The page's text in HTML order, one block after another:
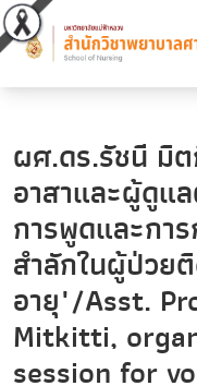
ผศ.ดร.รัชนี มิ
อาสาและผู้ดูแ
การพูดและกา
สำลักในผู้ป่วย
อายุ"/Asst.
Mitkitti,
session for